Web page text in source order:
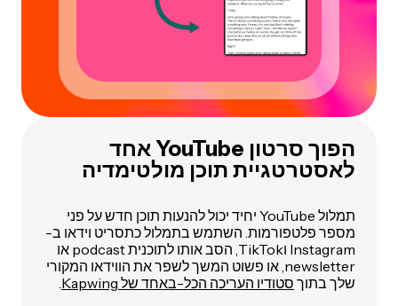
הפוך סרטון YouTube אחד
לאסטרטגיית תוכן מולטימדיה
תמלול YouTube יחיד יכול להנעות תוכן חדש על פני
מספר פלטפורמות. השתמש בתמלול כתסריט וידאו ב-
Instagram וTikTok, הסב אותו לתוכנית podcast או
newsletter, או פשוט המשך לשפר את הווידאו המקורי
שלך בתוך סטודיו העריכה הכל-באחד של Kapwing